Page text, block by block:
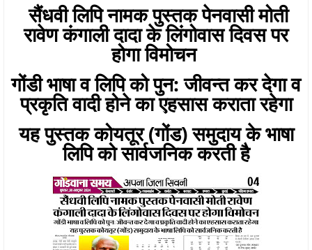
सैंधवी लिपि नामक पुस्तक पेनवासी मोती
रावेण कंगाली दादा के लिंगोवास दिवस पर
होगा विमोचन
गोंडी भाषा व लिपि को पुन: जीवन्त कर देगा व
प्रकृति वादी होने का एहसास कराता रहेगा
यह पुस्तक कोयतूर (गोंड) समुदाय के भाषा
लिपि को सार्वजनिक करती है